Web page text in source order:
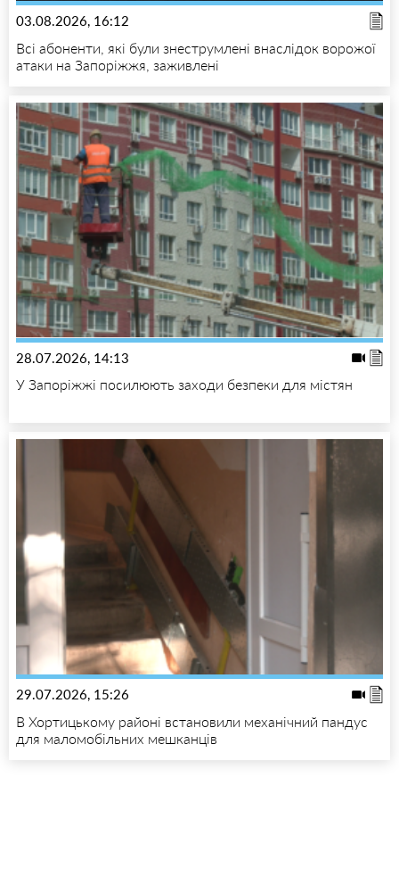
03.08.2026, 16:12
Всі абоненти, які були знеструмлені внаслідок ворожої
атаки на Запоріжжя, заживлені
28.07.2026, 14:13
У Запоріжжі посилюють заходи безпеки для містян
29.07.2026, 15:26
В Хортицькому районі встановили механічний пандус
для маломобільних мешканців